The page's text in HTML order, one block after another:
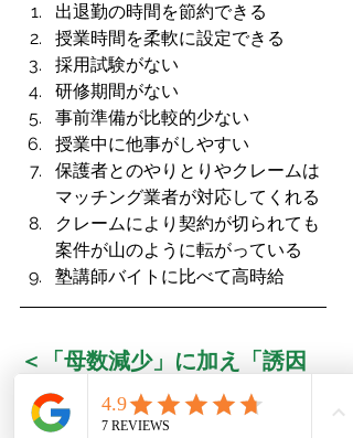
出退勤の時間を節約できる
授業時間を柔軟に設定できる
採用試験がない
研修期間がない
事前準備が比較的少ない
授業中に他事がしやすい
保護者とのやりとりやクレームは
マッチング業者が対応してくれる
クレームにより契約が切られても
案件が山のように転がっている
塾講師バイトに比べて高時給
＜「母数減少」に加え「誘因
力低下」で学習塾の経営は更
に困難な状況＞